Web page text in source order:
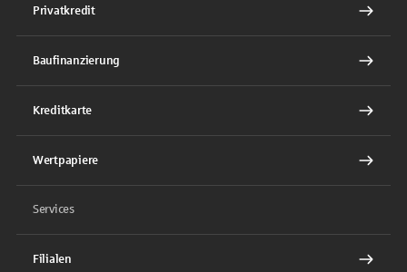
Privatkredit
Baufinanzierung
Kreditkarte
Wertpapiere
Services
Filialen